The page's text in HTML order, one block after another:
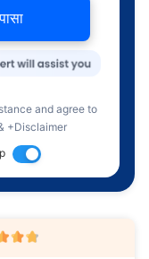
and agree to
+Disclaimer